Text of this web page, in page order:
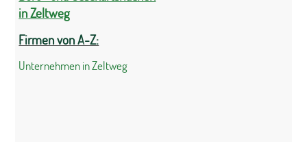
in Zeltweg
Firmen von A-Z:
Unternehmen in Zeltweg